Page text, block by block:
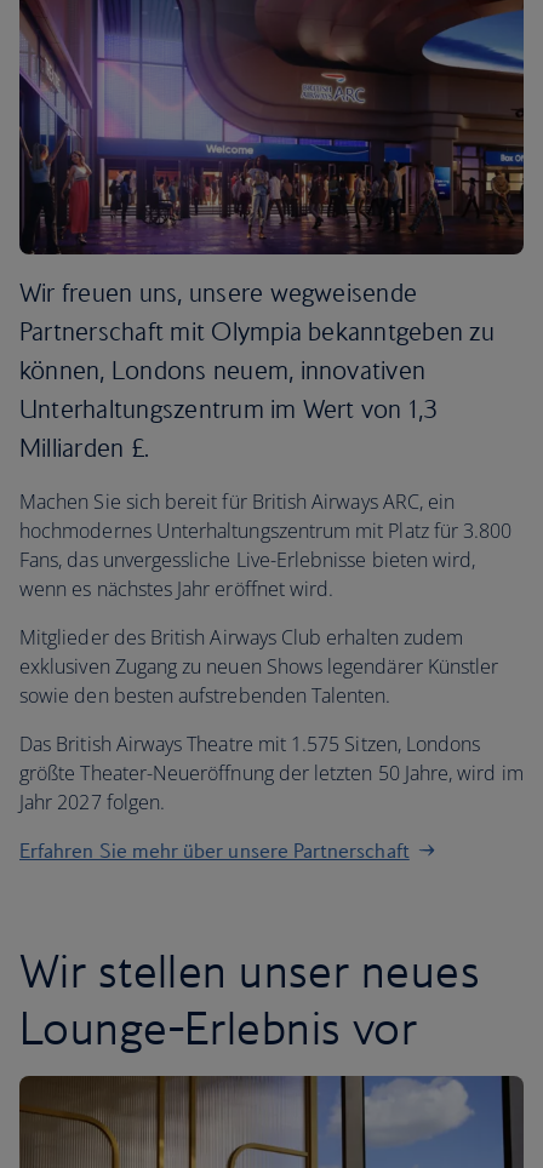
Wir freuen uns, unsere wegweisende
Partnerschaft mit Olympia bekanntgeben zu
können, Londons neuem, innovativen
Unterhaltungszentrum im Wert von 1,3
Milliarden £.
Machen Sie sich bereit für British Airways ARC, ein
hochmodernes Unterhaltungszentrum mit Platz für 3.800
Fans, das unvergessliche Live-Erlebnisse bieten wird,
wenn es nächstes Jahr eröffnet wird.
Mitglieder des British Airways Club erhalten zudem
exklusiven Zugang zu neuen Shows legendärer Künstler
sowie den besten aufstrebenden Talenten.
Das British Airways Theatre mit 1.575 Sitzen, Londons
größte Theater-Neueröffnung der letzten 50 Jahre, wird im
Jahr 2027 folgen.
Erfahren Sie mehr über unsere Partnerschaft
Wir stellen unser neues
Lounge-Erlebnis vor